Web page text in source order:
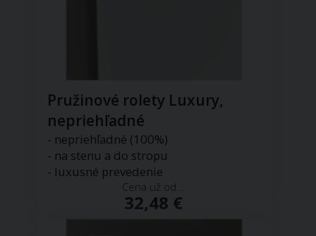
Pružinové rolety Luxury,
nepriehľadné
- nepriehľadné (100%)
- na stenu a do stropu
- luxusné prevedenie
Cena už od...
32,48 €